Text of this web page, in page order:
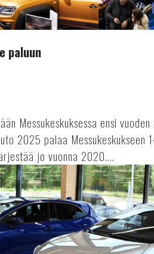
paluun
Messukeskuksessa ensi vuoden
2025 palaa Messukeskukseen
jo vuonna 2020....